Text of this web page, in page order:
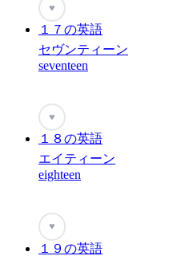
♥
１７の英語
セヴンティーン
seventeen
♥
１８の英語
エイティーン
eighteen
♥
１９の英語